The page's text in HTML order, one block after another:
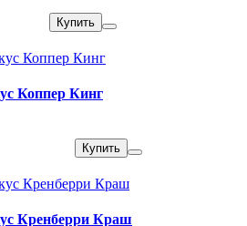
Купить
Коппер Кинг
Купить
Кренберри Краш